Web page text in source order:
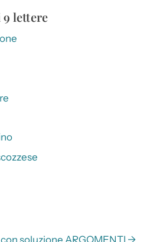
lettere